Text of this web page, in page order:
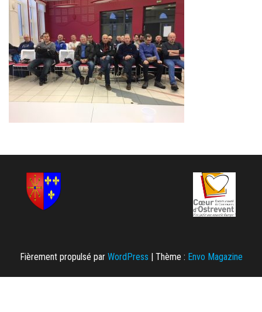
Fièrement propulsé par WordPress | Thème : Envo Magazine